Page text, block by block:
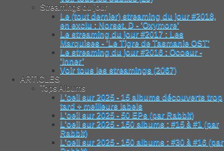
Streamings du jour
Le (tout dernier) streaming du jour #2018,
en exclu : Norset. D - ’Oxymore’
Le streaming du jour #2017 : Les
Marquises - ’Le Tigre de Tasmanie OST’
Le streaming du jour #2016 : Ocoeur -
’Inner’
Voir tous les streamings (2067)
ARTICLES
Tops Albums
L’oeil sur 2025 - 15 albums découverts trop
tard + meilleurs labels
L’oeil sur 2025 - 50 EPs (par Rabbit)
L’oeil sur 2025 - 150 albums : #15 à #1 (par
Rabbit)
L’oeil sur 2025 - 150 albums : #30 à #16 (par